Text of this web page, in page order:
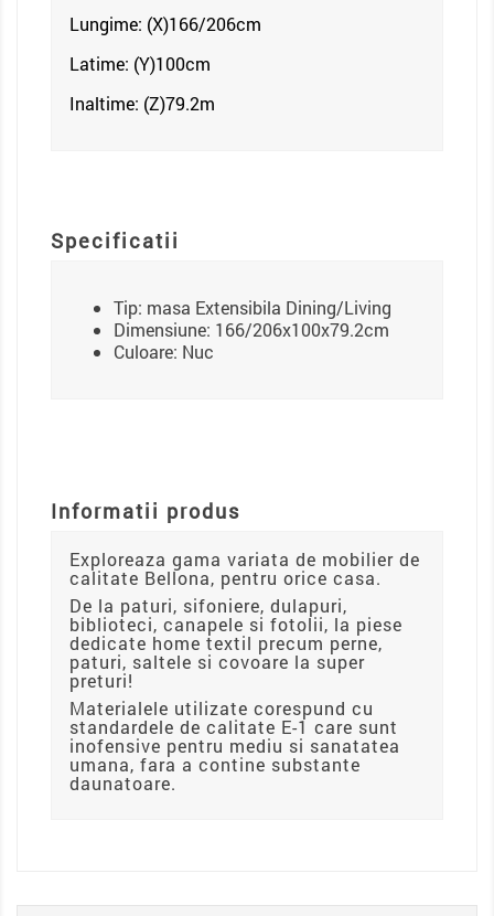
Lungime: (X)166/206cm
Latime: (Y)100cm
Inaltime: (Z)79.2m
Specificatii
Tip: masa Extensibila Dining/Living
Dimensiune: 166/206x100x79.2cm
Culoare: Nuc
Informatii produs
Exploreaza gama variata de mobilier de
calitate Bellona, pentru orice casa.
De la paturi, sifoniere, dulapuri,
biblioteci, canapele si fotolii, la piese
dedicate home textil precum perne,
paturi, saltele si covoare la super
preturi!
Materialele utilizate corespund cu
standardele de calitate E-1 care sunt
inofensive pentru mediu si sanatatea
umana, fara a contine substante
daunatoare.